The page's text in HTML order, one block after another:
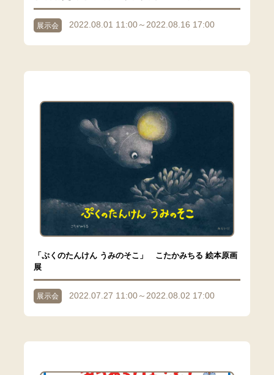
展示会 2022.08.01 11:00～2022.08.16 17:00
「ぷくのたんけん うみのそこ」 こたかみちる 絵本原画
展
展示会 2022.07.27 11:00～2022.08.02 17:00